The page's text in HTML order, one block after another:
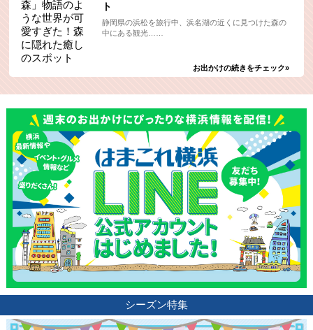
ト
静岡県の浜松を旅行中、浜名湖の近くに見つけた森の
中にある観光……
お出かけの続きをチェック»
シーズン特集